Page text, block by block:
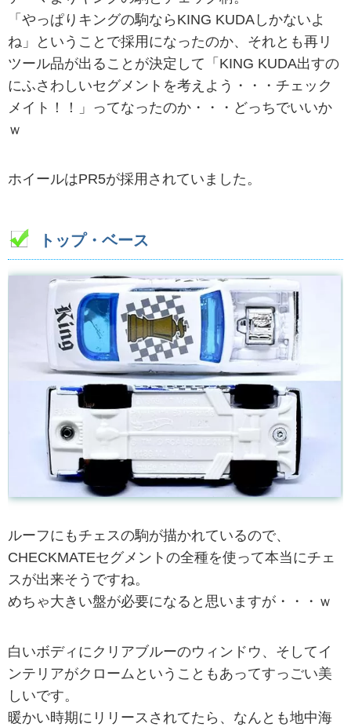
「やっぱりキングの駒ならKING KUDAしかないよ
ね」ということで採用になったのか、それとも再リ
ツール品が出ることが決定して「KING KUDA出すの
にふさわしいセグメントを考えよう・・・チェック
メイト！！」ってなったのか・・・どっちでいいか
ｗ
ホイールはPR5が採用されていました。
トップ・ベース
ルーフにもチェスの駒が描かれているので、
CHECKMATEセグメントの全種を使って本当にチェ
スが出来そうですね。
めちゃ大きい盤が必要になると思いますが・・・ｗ
白いボディにクリアブルーのウィンドウ、そしてイ
ンテリアがクロームということもあってすっごい美
しいです。
暖かい時期にリリースされてたら、なんとも地中海